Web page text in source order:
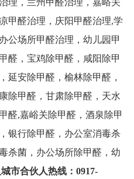
理，兰州甲醛治理，嘉峪关
甲醛治理，庆阳甲醛治理,学
公场所甲醛治理，幼儿园甲
醛，宝鸡除甲醛，咸阳除甲
延安除甲醛，榆林除甲醛，
除甲醛，甘肃除甲醛，天水
醛,嘉峪关除甲醛，酒泉除甲
银行除甲醛，办公室消毒杀
杀菌，办公场所除甲醛，幼
市合伙人热线：0917-